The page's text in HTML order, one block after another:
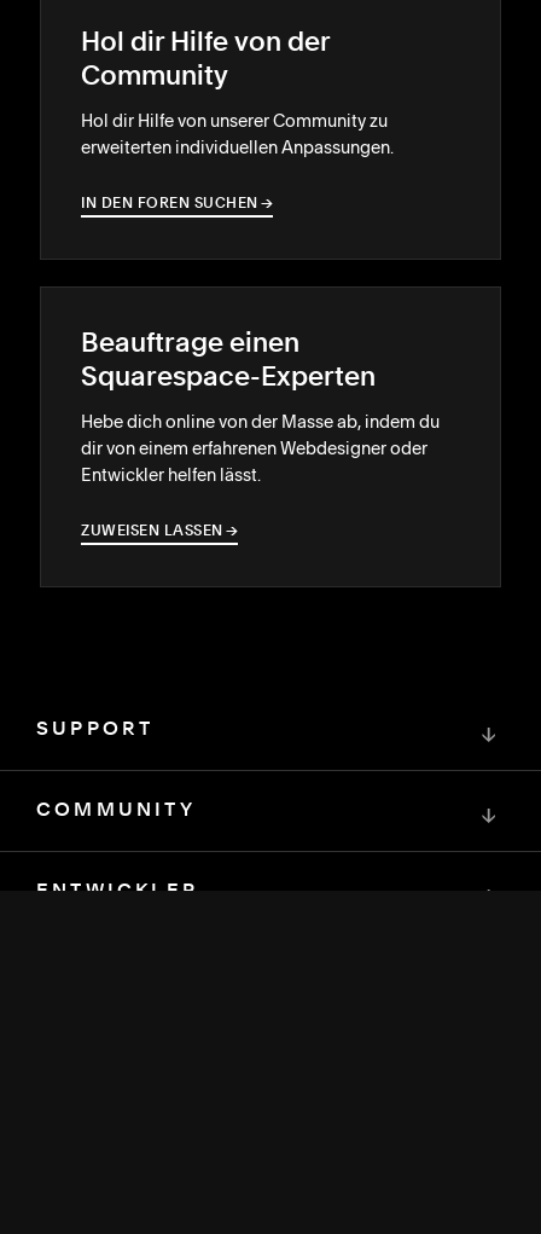
Hol dir Hilfe von der
Community
Hol dir Hilfe von unserer Community zu
erweiterten individuellen Anpassungen.
IN DEN FOREN SUCHEN →
→
Beauftrage einen
Squarespace-Experten
Hebe dich online von der Masse ab, indem du
dir von einem erfahrenen Webdesigner oder
Entwickler helfen lässt.
ZUWEISEN LASSEN →
→
SUPPORT ↓
COMMUNITY ↓
ENTWICKLER ↓